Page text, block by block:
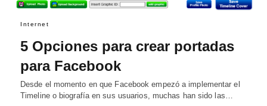
Internet
5 Opciones para crear portadas
para Facebook
Desde el momento en que Facebook empezó a implementar el
Timeline o biografía en sus usuarios, muchas han sido las…